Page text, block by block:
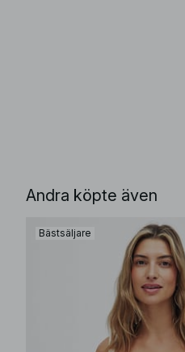
Andra köpte även
Bästsäljare